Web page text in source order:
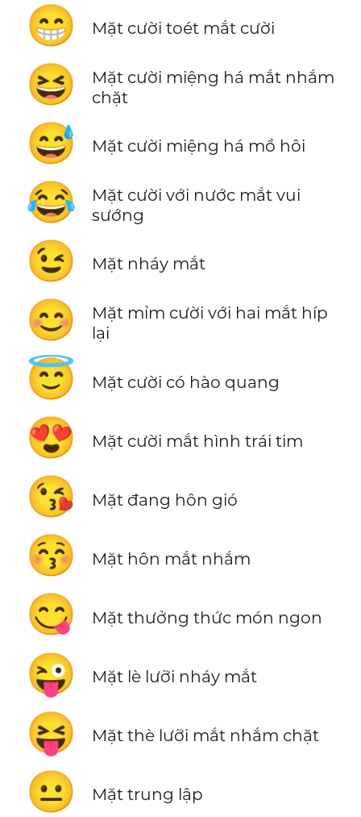
😁 Mặt cười toét mắt cười
😆
Mặt cười miệng há mắt nhắm
chặt
😅 Mặt cười miệng há mồ hôi
😂
Mặt cười với nước mắt vui
sướng
😉 Mặt nháy mắt
😊
Mặt mỉm cười với hai mắt híp
lại
😇 Mặt cười có hào quang
😍 Mặt cười mắt hình trái tim
😘 Mặt đang hôn gió
😚 Mặt hôn mắt nhắm
😋 Mặt thưởng thức món ngon
😜 Mặt lè lưỡi nháy mắt
😝 Mặt thè lưỡi mắt nhắm chặt
😐 Mặt trung lập